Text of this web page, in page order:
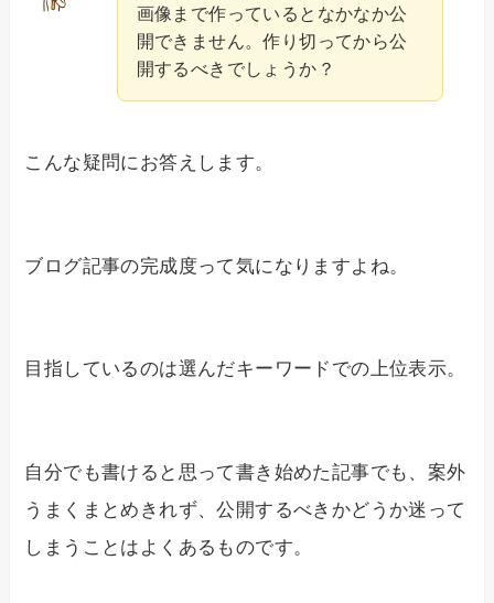
画像まで作っているとなかなか公
開できません。作り切ってから公
開するべきでしょうか？
こんな疑問にお答えします。
ブログ記事の完成度って気になりますよね。
目指しているのは選んだキーワードでの上位表示。
自分でも書けると思って書き始めた記事でも、案外
うまくまとめきれず、公開するべきかどうか迷って
しまうことはよくあるものです。